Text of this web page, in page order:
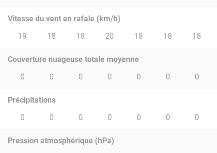
Vitesse du vent en rafale (km/h)
19
18 18 20 18 18 18
Couverture nuageuse totale moyenne
0
0 0 0 0 0 0
Précipitations
0
0 0 0 0 0 0
Pression atmosphérique (hPa)